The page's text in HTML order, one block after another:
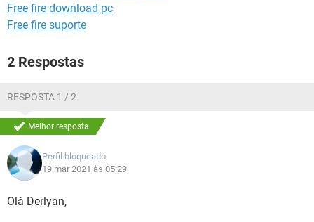
Free fire download pc
Free fire suporte
2 Respostas
RESPOSTA 1 / 2
Melhor resposta
Perfil bloqueado
19 mar 2021 às 05:29
Olá Derlyan,